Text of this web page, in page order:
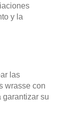
y la
las
wrasse con
garantizar su